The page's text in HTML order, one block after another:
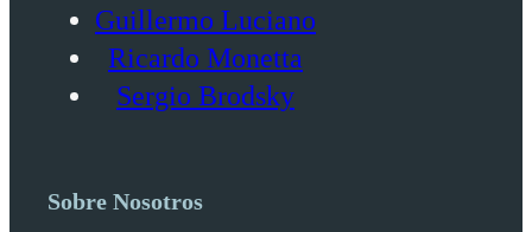
Guillermo Luciano
Ricardo Monetta
Sergio Brodsky
Sobre Nosotros